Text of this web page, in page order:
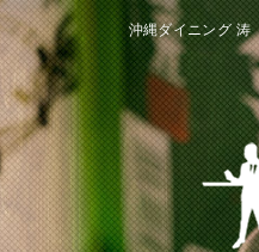
沖縄ダイニング 涛